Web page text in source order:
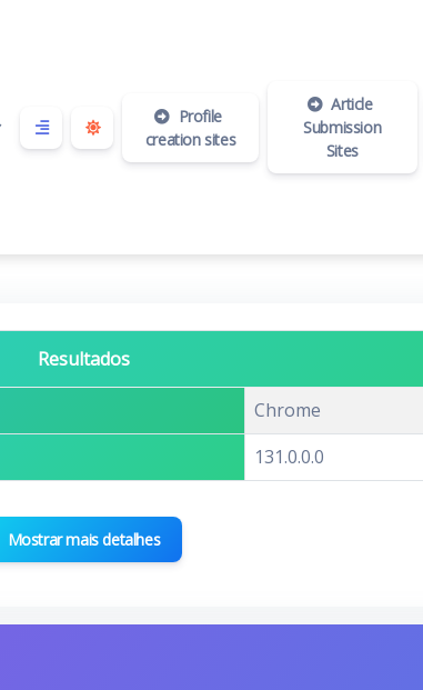
Profile
creation sites
Article
Submission
Sites
Resultados
Chrome
131.0.0.0
Mostrar mais detalhes